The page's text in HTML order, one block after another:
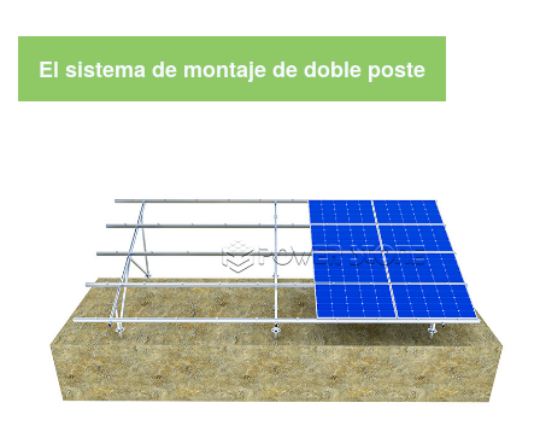
El sistema de montaje de doble poste